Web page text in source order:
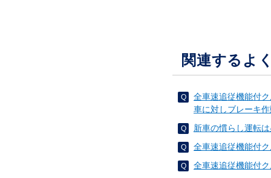
関連するよ
全車速追従機能付
車に対しブレーキ
新車の慣らし運転
全車速追従機能付
全車速追従機能付